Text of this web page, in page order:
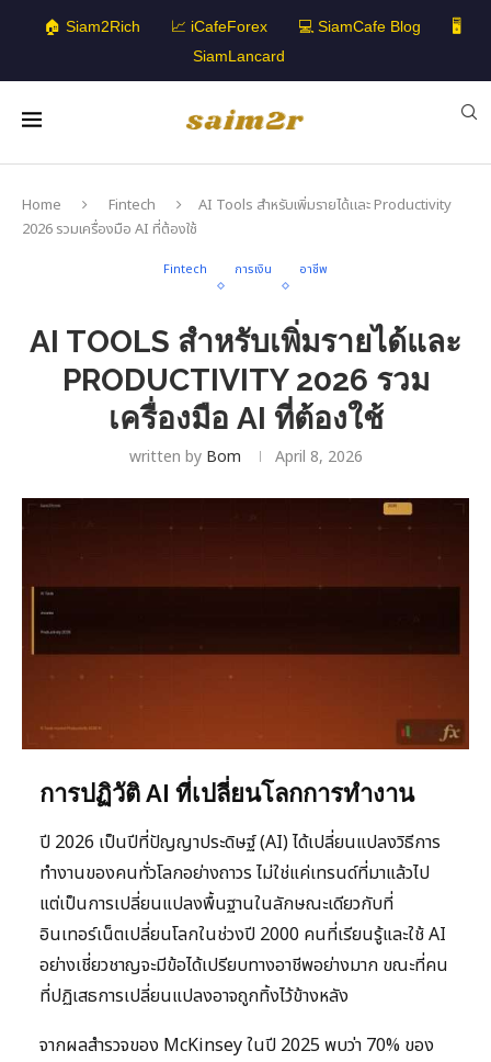
🏠 Siam2Rich 📈 iCafeForex 💻 SiamCafe Blog
🖥️
SiamLancard
Home Fintech
AI Tools สำหรับเพิ่มรายได้และ Productivity
2026 รวมเครื่องมือ AI ที่ต้องใช้
Fintech การเงิน อาชีพ
AI TOOLS สำหรับเพิ่มรายได้และ
PRODUCTIVITY 2026 รวม
เครื่องมือ AI ที่ต้องใช้
written by Bom April 8, 2026
การปฏิวัติ AI ที่เปลี่ยนโลกการทำงาน
ปี 2026 เป็นปีที่ปัญญาประดิษฐ์ (AI) ได้เปลี่ยนแปลงวิธีการ
ทำงานของคนทั่วโลกอย่างถาวร ไม่ใช่แค่เทรนด์ที่มาแล้วไป
แต่เป็นการเปลี่ยนแปลงพื้นฐานในลักษณะเดียวกับที่
อินเทอร์เน็ตเปลี่ยนโลกในช่วงปี 2000 คนที่เรียนรู้และใช้ AI
อย่างเชี่ยวชาญจะมีข้อได้เปรียบทางอาชีพอย่างมาก ขณะที่คน
ที่ปฏิเสธการเปลี่ยนแปลงอาจถูกทิ้งไว้ข้างหลัง
จากผลสำรวจของ McKinsey ในปี 2025 พบว่า 70% ของ